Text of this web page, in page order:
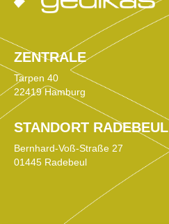
ZENTRALE
Tarpen 40
22419 Hamburg
STANDORT RADEBEUL
Bernhard-Voß-Straße 27
01445 Radebeul